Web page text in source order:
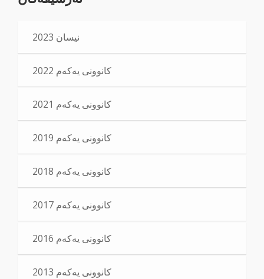
نیسان 2023
کانوونی یەکەم 2022
کانوونی یەکەم 2021
کانوونی یەکەم 2019
کانوونی یەکەم 2018
کانوونی یەکەم 2017
کانوونی یەکەم 2016
کانوونی یەکەم 2013